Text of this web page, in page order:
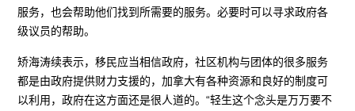
服务，也会帮助他们找到所需要的服务。必要时可以寻求政府各
级议员的帮助。
矫海涛续表示，移民应当相信政府，社区机构与团体的很多服务
都是由政府提供财力支援的，加拿大有各种资源和良好的制度可
以利用，政府在这方面还是很人道的。“轻生这个念头是万万要不